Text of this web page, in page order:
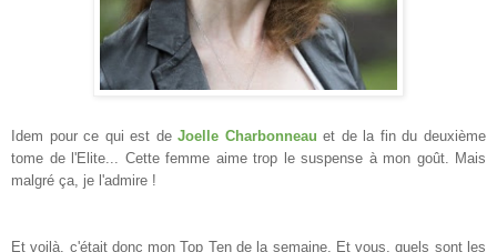
Idem pour ce qui est deJoelle Charbonneau et de la fin du deuxième
tome de l'Elite... Cette femme aime trop le suspense à mon goût. Mais
malgré ça, je l'admire !
Et voilà, c'était donc mon Top Ten de la semaine. Et vous, quels sont les